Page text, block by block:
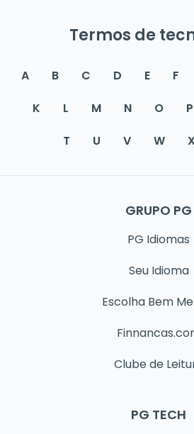
Termos de
A B C D E F
K
L M N O P
T
U V W X
GRUPO PG
PG Idiomas
Seu Idioma
Escolha Bem
Clube de
PG TECH